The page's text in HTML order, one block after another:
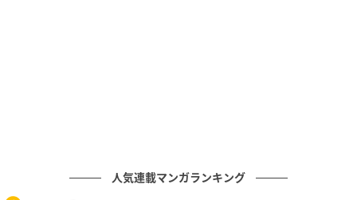
の記事をもっとみる
人気連載マンガランキング